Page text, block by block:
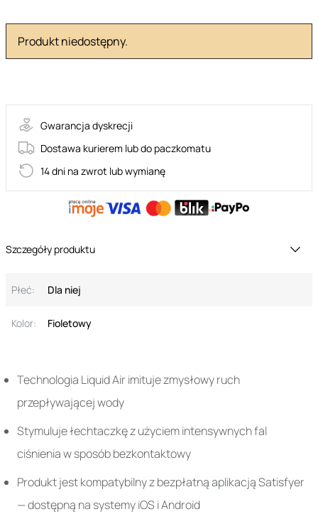
Technologia Liquid Air imituje zmysłowy ruch
przepływającej wody
Stymuluje łechtaczkę z użyciem intensywnych fal
ciśnienia w sposób bezkontaktowy
Produkt jest kompatybilny z bezpłatną aplikacją Satisfyer
— dostępną na systemy iOS i Android
Produkt niedostępny.
Gwarancja dyskrecji
Dostawa kurierem lub do paczkomatu
14 dni na zwrot lub wymianę
Szczegóły produktu
Płeć: Dla niej
Kolor: Fioletowy